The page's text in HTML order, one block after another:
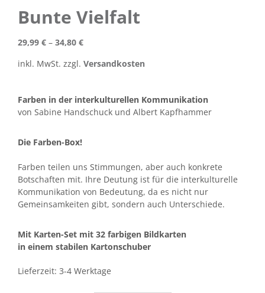
Bunte Vielfalt
29,99 € – 34,80 €
inkl. MwSt. zzgl. Versandkosten
Farben in der interkulturellen Kommunikation
von Sabine Handschuck und Albert Kapfhammer
Die Farben-Box!
Farben teilen uns Stimmungen, aber auch konkrete
Botschaften mit. Ihre Deutung ist für die interkulturelle
Kommunikation von Bedeutung, da es nicht nur
Gemeinsamkeiten gibt, sondern auch Unterschiede.
Mit Karten-Set mit 32 farbigen Bildkarten
in einem stabilen Kartonschuber
Lieferzeit: 3-4 Werktage